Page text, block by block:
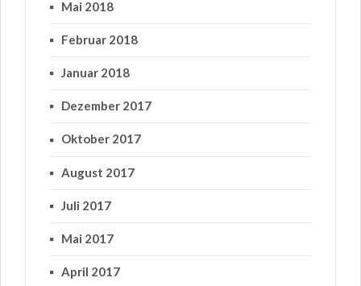
Mai 2018
Februar 2018
Januar 2018
Dezember 2017
Oktober 2017
August 2017
Juli 2017
Mai 2017
April 2017